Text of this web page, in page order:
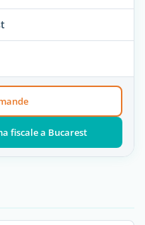
fiscale a Bucarest